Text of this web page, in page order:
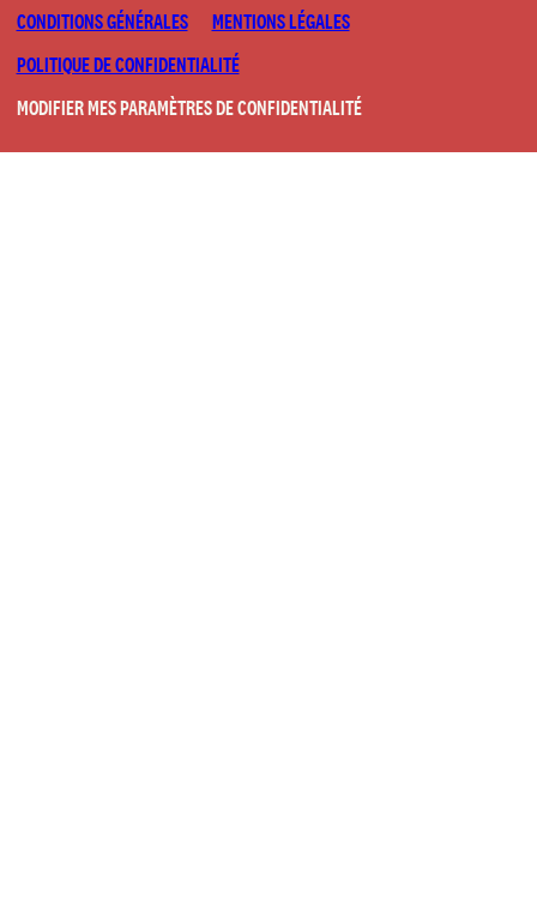
CONDITIONS GÉNÉRALES
MENTIONS LÉGALES
POLITIQUE DE CONFIDENTIALITÉ
MODIFIER MES PARAMÈTRES DE CONFIDENTIALITÉ